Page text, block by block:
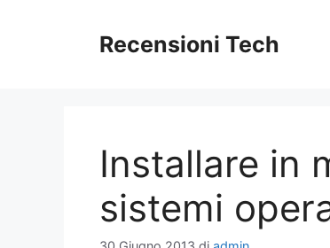
Recensioni Tech
Installare in
sistemi